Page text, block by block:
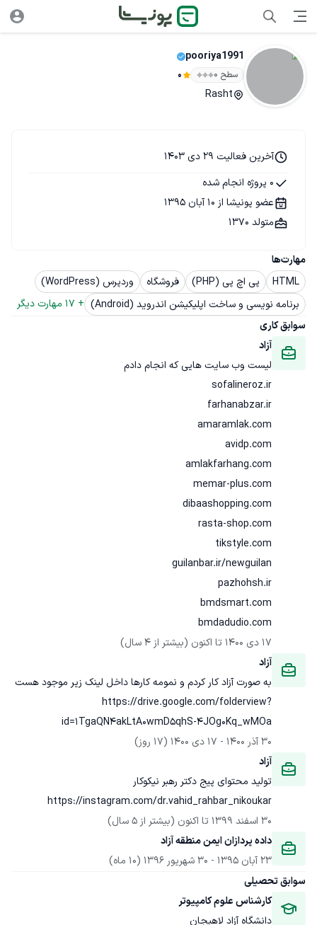
pooriya1991
سطح ۰ 0
Rasht
مهارت‌ها
HTML
پی اچ پی (PHP) فروشگاه
وردپرس (WordPress)
برنامه نویسی و ساخت اپلیکیشن اندروید (Android)
+
17 مهارت دیگر
سوابق کاری
آزاد
bmdadudio.com
17 دی 1400
تا اکنون (بیشتر از 4 سال)
آزاد
https://drive.google.com/folderview?
id=1TgaQN4akLtA0wmD5qhS-4JOg0Kq_wMOa
30 آذر 1400
- 17 دی 1400
(17 روز)
آزاد
https://instagram.com/dr.vahid_rahbar_nikoukar
30 اسفند 1399
تا اکنون (بیشتر از 5 سال)
داده پردازان ایمن منطقه آزاد
23 آبان 1395
- 30 شهریور 1396
(10 ماه)
سوابق تحصیلی
کارشناس علوم کامپیوتر
دانشگاه آزاد لاهیجان
آخرین فعالیت 29 دی 1403
0 پروژه انجام شده
عضو پونیشا از 10 آبان 1395
متولد 1370